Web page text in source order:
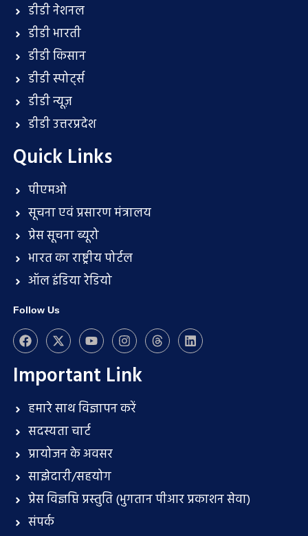
डीडी नेशनल
डीडी भारती
डीडी किसान
डीडी स्पोर्ट्स
डीडी न्यूज़
डीडी उत्तरप्रदेश
Quick Links
पीएमओ
सूचना एवं प्रसारण मंत्रालय
प्रेस सूचना ब्यूरो
भारत का राष्ट्रीय पोर्टल
ऑल इंडिया रेडियो
Follow Us
Important Link
हमारे साथ विज्ञापन करें
सदस्यता चार्ट
प्रायोजन के अवसर
साझेदारी/सहयोग
प्रेस विज्ञप्ति प्रस्तुति (भुगतान पीआर प्रकाशन सेवा)
संपर्क